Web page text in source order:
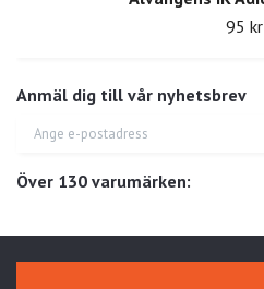
Anmäl dig till vår nyhetsbrev
Över 130 varumärken:
95 kr